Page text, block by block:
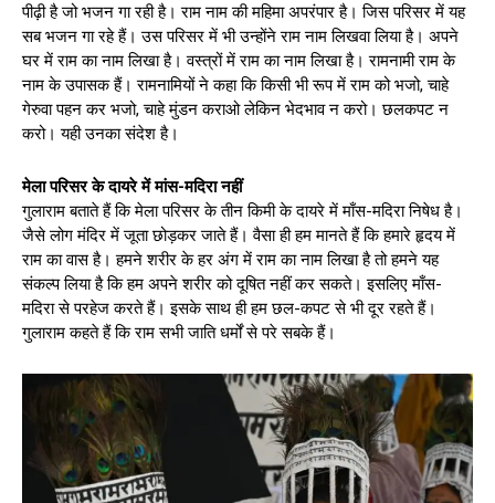
पीढ़ी है जो भजन गा रही है। राम नाम की महिमा अपरंपार है। जिस परिसर में यह
सब भजन गा रहे हैं। उस परिसर में भी उन्होंने राम नाम लिखवा लिया है। अपने
घर में राम का नाम लिखा है। वस्त्रों में राम का नाम लिखा है। रामनामी राम के
नाम के उपासक हैं। रामनामियों ने कहा कि किसी भी रूप में राम को भजो, चाहे
गेरुवा पहन कर भजो, चाहे मुंडन कराओ लेकिन भेदभाव न करो। छलकपट न
करो। यही उनका संदेश है।
मेला परिसर के दायरे में मांस-मदिरा नहीं
गुलाराम बताते हैं कि मेला परिसर के तीन किमी के दायरे में माँस-मदिरा निषेध है।
जैसे लोग मंदिर में जूता छोड़कर जाते हैं। वैसा ही हम मानते हैं कि हमारे हृदय में
राम का वास है। हमने शरीर के हर अंग में राम का नाम लिखा है तो हमने यह
संकल्प लिया है कि हम अपने शरीर को दूषित नहीं कर सकते। इसलिए माँस-
मदिरा से परहेज करते हैं। इसके साथ ही हम छल-कपट से भी दूर रहते हैं।
गुलाराम कहते हैं कि राम सभी जाति धर्मों से परे सबके हैं।